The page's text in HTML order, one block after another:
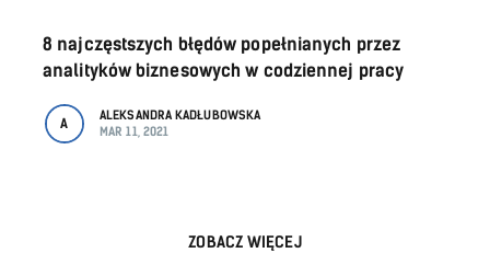
8 najczęstszych błędów popełnianych przez
analityków biznesowych w codziennej pracy
A
ALEKSANDRA KADŁUBOWSKA
MAR 11, 2021
ZOBACZ WIĘCEJ